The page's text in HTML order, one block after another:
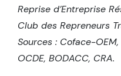
Reprise d’Entreprise
Club des Repreneurs
Sources : Coface-
OCDE, BODACC, CRA.